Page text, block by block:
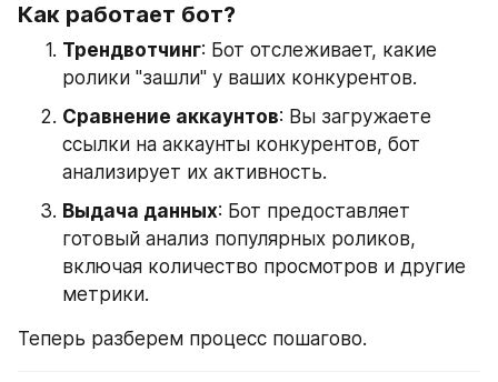
Как работает бот?
Трендвотчинг: Бот отслеживает, какие
ролики "зашли" у ваших конкурентов.
Сравнение аккаунтов: Вы загружаете
ссылки на аккаунты конкурентов, бот
анализирует их активность.
Выдача данных: Бот предоставляет
готовый анализ популярных роликов,
включая количество просмотров и другие
метрики.
Теперь разберем процесс пошагово.